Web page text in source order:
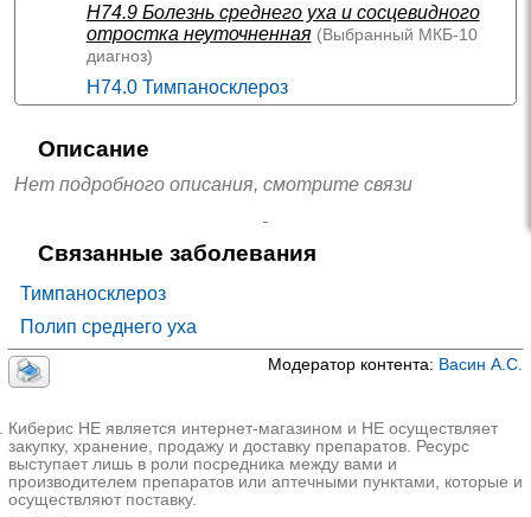
H74.9Болезнь среднего уха и сосцевидного
отростка неуточненная (Выбранный МКБ-10
диагноз)
H74.0 Тимпаносклероз
H74.2 Разрыв и дислокация слуховых косточек
H74.3 Другие приобретенные дефекты
H74.4 Полип среднего уха
и сосцевидного отростка
Описание
Нет подробного описания, смотрите связи
Связанные заболевания
Тимпаносклероз
Полип среднего уха
Модератор контента: Васин А.С.
Киберис НЕ является интернет-магазином и НЕ осуществляет
закупку, хранение, продажу и доставку препаратов. Ресурс
выступает лишь в роли посредника между вами и
производителем препаратов или аптечными пунктами, которые и
осуществляют поставку.